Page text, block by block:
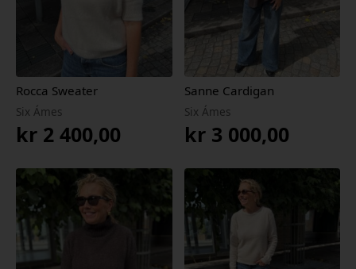
Rocca Sweater
Six Ámes
kr 2 400,00
Sanne Cardigan
Six Ámes
kr3 000,00